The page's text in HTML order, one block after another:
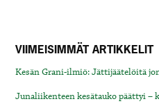
VIIMEISIMMÄT ARTIKKELIT
Kesän Grani-ilmiö: Jättijäätelöitä
Junaliikenteen kesätauko päättyi